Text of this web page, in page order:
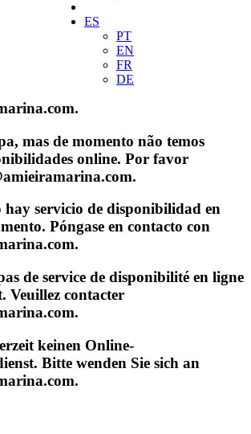
ES
PT
EN
FR
DE
mas de momento não temos
online. Por favor
hay servicio de disponibilidad en
Póngase en contacto con
de service de disponibilité en ligne
Veuillez contacter
keinen Online-
Bitte wenden Sie sich an